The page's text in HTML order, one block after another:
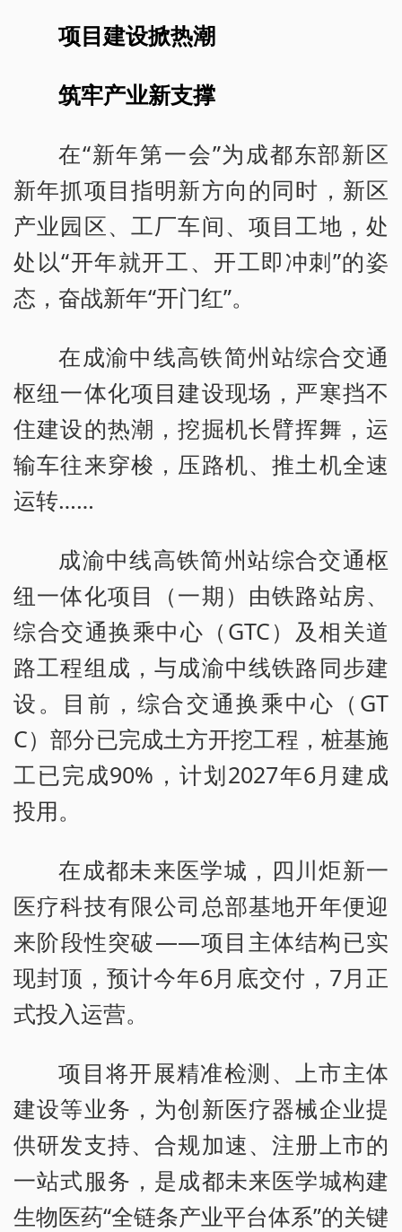
项目建设掀热潮
筑牢产业新支撑
在“新年第一会”为成都东部新区
新年抓项目指明新方向的同时，新区
产业园区、工厂车间、项目工地，处
处以“开年就开工、开工即冲刺”的姿
态，奋战新年“开门红”。
在成渝中线高铁简州站综合交通
枢纽一体化项目建设现场，严寒挡不
住建设的热潮，挖掘机长臂挥舞，运
输车往来穿梭，压路机、推土机全速
运转……
成渝中线高铁简州站综合交通枢
纽一体化项目（一期）由铁路站房、
综合交通换乘中心（GTC）及相关道
路工程组成，与成渝中线铁路同步建
设。目前，综合交通换乘中心（GT
C）部分已完成土方开挖工程，桩基施
工已完成90%，计划2027年6月建成
投用。
在成都未来医学城，四川炬新一
医疗科技有限公司总部基地开年便迎
来阶段性突破——项目主体结构已实
现封顶，预计今年6月底交付，7月正
式投入运营。
项目将开展精准检测、上市主体
建设等业务，为创新医疗器械企业提
供研发支持、合规加速、注册上市的
一站式服务，是成都未来医学城构建
生物医药“全链条产业平台体系”的关键